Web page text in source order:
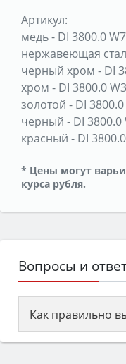
Артикул:
медь- DI 3800.0 W7
нержавеющая
черный хром - DI
хром - DI 3800.0 W3
золотой - DI
черный - DI 3800.0
красный - DI
* Цены могут
курса рубля.
Вопросы и
Как правильно
Сначала